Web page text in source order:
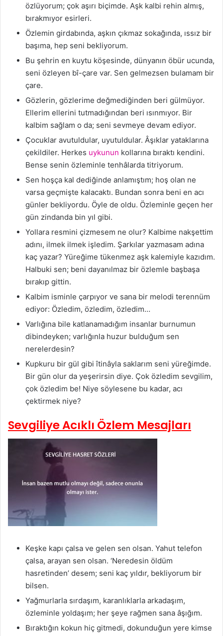
özlüyorum; çok aşırı biçimde. Aşk kalbi rehin almış,
bırakmıyor esirleri.
Özlemin girdabında, aşkın çıkmaz sokağında, ıssız bir
başıma, hep seni bekliyorum.
Bu şehrin en kuytu köşesinde, dünyanın öbür ucunda,
seni özleyen bî-çare var. Sen gelmezsen bulamam bir
çare.
Gözlerin, gözlerime değmediğinden beri gülmüyor.
Ellerim ellerini tutmadığından beri ısınmıyor. Bir
kalbim sağlam o da; seni sevmeye devam ediyor.
Çocuklar avutuldular, uyutuldular. Âşıklar yataklarına
çekildiler. Herkes uykunun kollarına bıraktı kendini.
Bense senin özleminle tenhâlarda titriyorum.
Sen hoşça kal dediğinde anlamıştım; hoş olan ne
varsa geçmişte kalacaktı. Bundan sonra beni en acı
günler bekliyordu. Öyle de oldu. Özleminle geçen her
gün zindanda bin yıl gibi.
Yollara resmini çizmesem ne olur? Kalbime nakşettim
adını, ilmek ilmek işledim. Şarkılar yazmasam adına
kaç yazar? Yüreğime tükenmez aşk kalemiyle kazıdım.
Halbuki sen; beni dayanılmaz bir özlemle başbaşa
bırakıp gittin.
Kalbim isminle çarpıyor ve sana bir melodi terennüm
ediyor: Özledim, özledim, özledim…
Varlığına bile katlanamadığım insanlar burnumun
dibindeyken; varlığınla huzur bulduğum sen
nerelerdesin?
Kupkuru bir gül gibi îtinâyla saklarım seni yüreğimde.
Bir gün olur da yeşerirsin diye. Çok özledim sevgilim,
çok özledim be! Niye söylesene bu kadar, acı
çektirmek niye?
Sevgiliye Acıklı Özlem Mesajları
Keşke kapı çalsa ve gelen sen olsan. Yahut telefon
çalsa, arayan sen olsan. ‘Neredesin öldüm
hasretinden’ desem; seni kaç yıldır, bekliyorum bir
bilsen.
Yağmurlarla sırdaşım, karanlıklarla arkadaşım,
özleminle yoldaşım; her şeye rağmen sana âşığım.
Bıraktığın kokun hiç gitmedi, dokunduğun yere kimse